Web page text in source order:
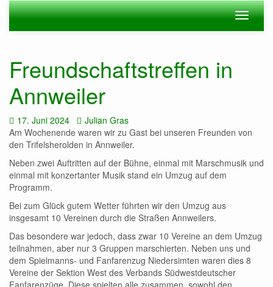
Zum
Hauptinhalt
springen
Navigation
ein-/
Freundschaftstreffen in
Annweiler
Datum:
17. Juni 2024 Autor:
Julian Gras
Am Wochenende waren wir zu Gast bei unseren Freunden von
den Trifelsherolden in Annweiler.
Neben zwei Auftritten auf der Bühne, einmal mit Marschmusik und
einmal mit konzertanter Musik stand ein Umzug auf dem
Programm.
Bei zum Glück gutem Wetter führten wir den Umzug aus
insgesamt 10 Vereinen durch die Straßen Annweilers.
Das besondere war jedoch, dass zwar 10 Vereine an dem Umzug
teilnahmen, aber nur 3 Gruppen marschierten. Neben uns und
dem Spielmanns- und Fanfarenzug Niedersimten waren dies 8
Vereine der Sektion West des Verbands Südwestdeutscher
Fanfarenzüge. Diese spielten alle zusammen, sowohl den